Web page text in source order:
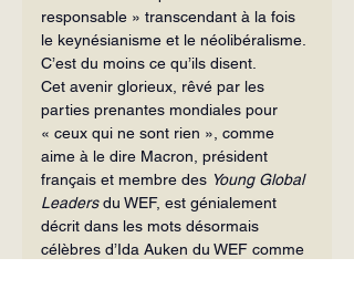
responsable » transcendant à la fois
le keynésianisme et le néolibéralisme.
C’est du moins ce qu’ils disent.
Cet avenir glorieux, rêvé par les
parties prenantes mondiales pour
« ceux qui ne sont rien », comme
aime à le dire Macron, président
français et membre des Young Global
Leaders du WEF, est génialement
décrit dans les mots désormais
célèbres d’Ida Auken du WEF comme